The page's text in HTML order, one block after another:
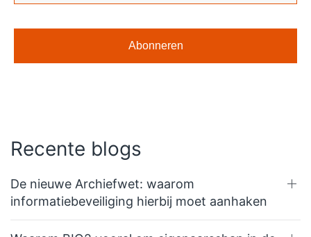
Recente blogs
De nieuwe Archiefwet: waarom
informatiebeveiliging hierbij moet aanhaken